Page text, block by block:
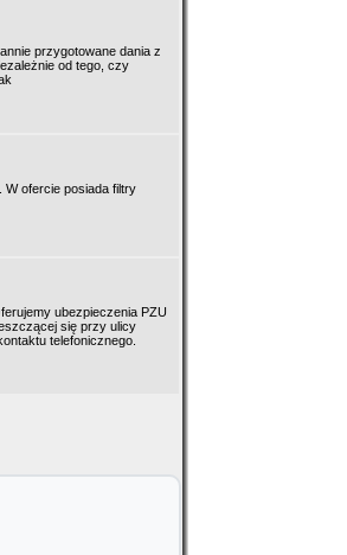
przygotowane dania z
od tego, czy
ofercie posiada filtry
ubezpieczenia PZU
się przy ulicy
telefonicznego.